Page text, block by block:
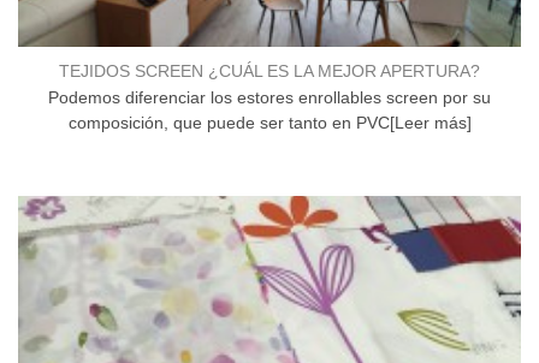
TEJIDOS SCREEN ¿CUÁL ES LA MEJOR APERTURA?
Podemos diferenciar los estores enrollables screen por su
composición, que puede ser tanto en PVC[Leer más]